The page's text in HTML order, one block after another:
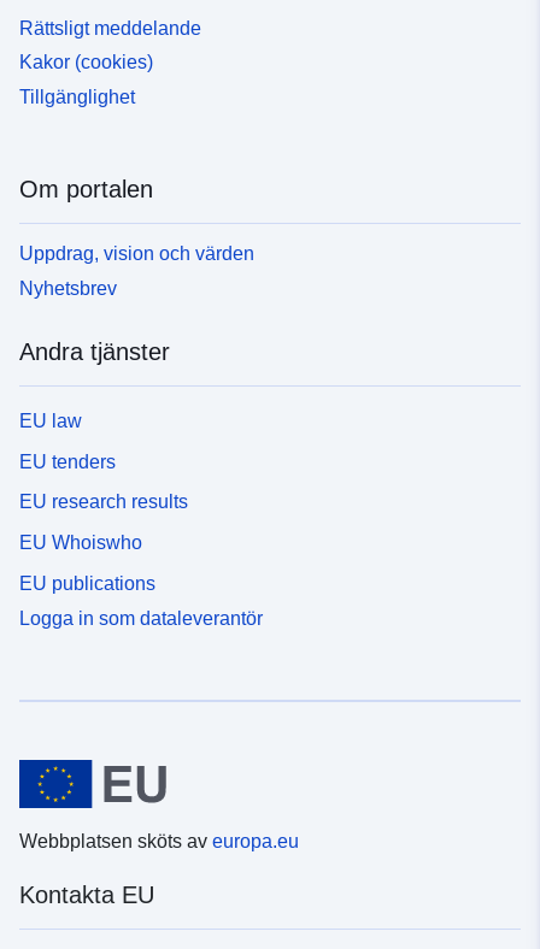
Rättsligt meddelande
Kakor (cookies)
Tillgänglighet
Om portalen
Uppdrag, vision och värden
Nyhetsbrev
Andra tjänster
EU law
EU tenders
EU research results
EU Whoiswho
EU publications
Logga in som dataleverantör
Webbplatsen sköts av europa.eu
Kontakta EU